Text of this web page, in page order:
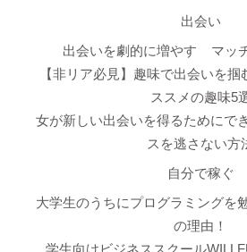
出会い
出会いを劇的に増やす
マッ
【非リア必見】趣味で出会いを
ススメの趣味5
女が新しい出会いを得るためにで
スを逃さない方
自分で稼ぐ
大学生のうちにプログラミングを
の理由！